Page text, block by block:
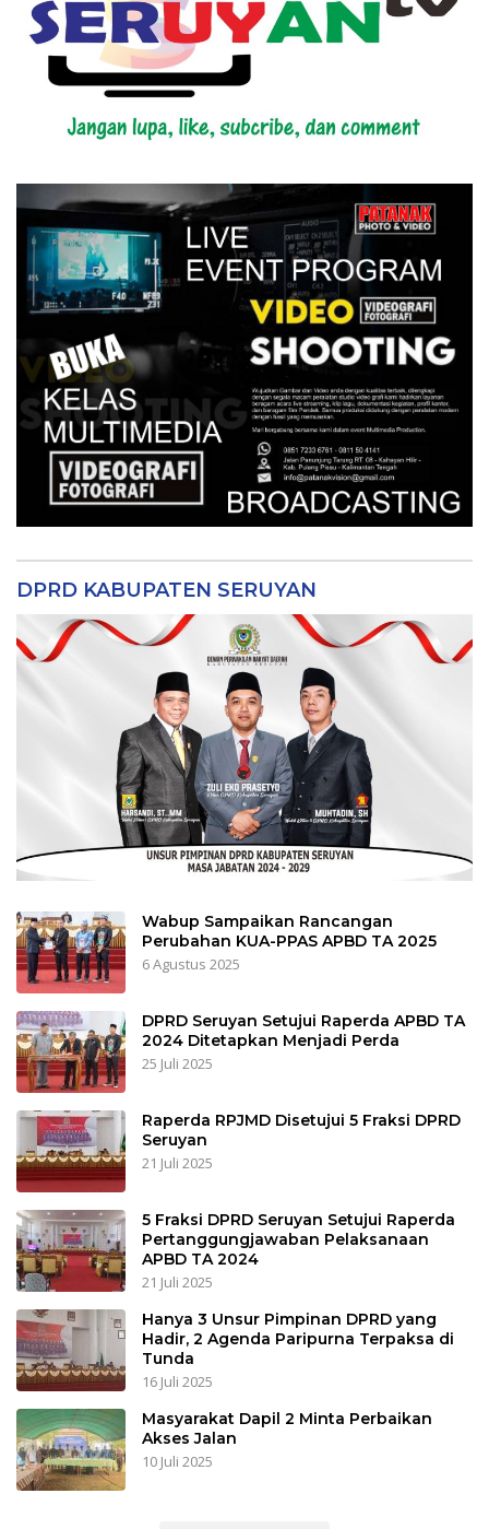
DPRD KABUPATEN SERUYAN
Wabup Sampaikan Rancangan
Perubahan KUA-PPAS APBD TA 2025
6 Agustus 2025
DPRD Seruyan Setujui Raperda APBD TA
2024 Ditetapkan Menjadi Perda
25 Juli 2025
Raperda RPJMD Disetujui 5 Fraksi DPRD
Seruyan
21 Juli 2025
5 Fraksi DPRD Seruyan Setujui Raperda
Pertanggungjawaban Pelaksanaan
APBD TA 2024
21 Juli 2025
Hanya 3 Unsur Pimpinan DPRD yang
Hadir, 2 Agenda Paripurna Terpaksa di
Tunda
16 Juli 2025
Masyarakat Dapil 2 Minta Perbaikan
Akses Jalan
10 Juli 2025